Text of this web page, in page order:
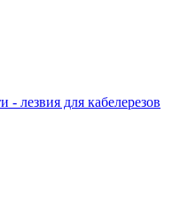
лезвия для кабелерезов